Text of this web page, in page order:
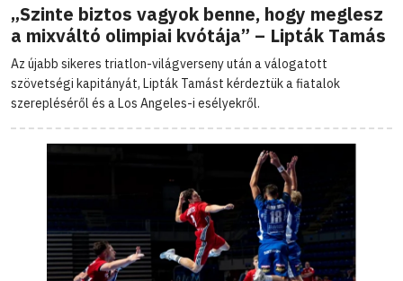
„Szinte biztos vagyok benne, hogy meglesz
a mixváltó olimpiai kvótája” – Lipták Tamás
Az újabb sikeres triatlon-világverseny után a válogatott
szövetségi kapitányát, Lipták Tamást kérdeztük a fiatalok
szerepléséről és a Los Angeles-i esélyekről.